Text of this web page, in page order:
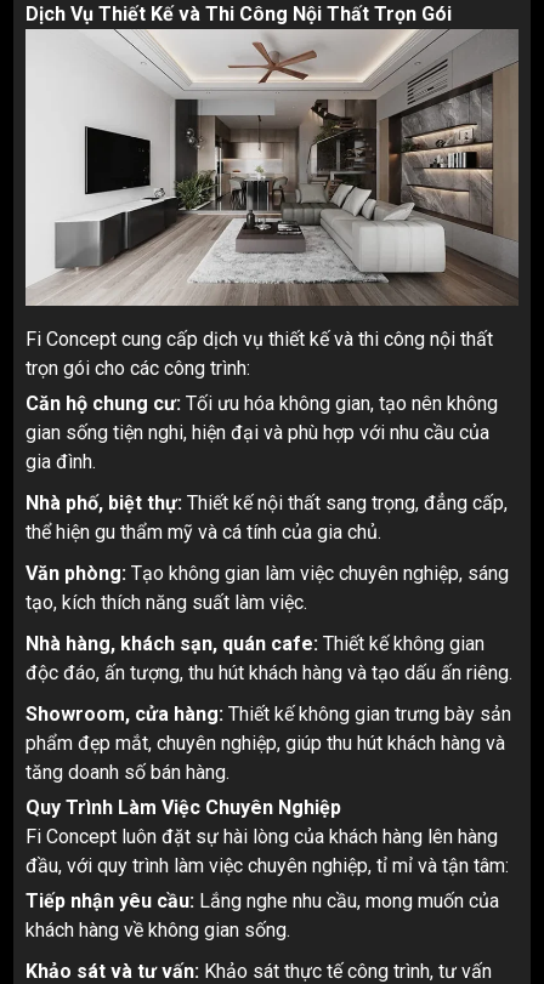
Dịch Vụ Thiết Kế và Thi Công Nội Thất Trọn Gói
Fi Concept cung cấp dịch vụ thiết kế và thi công nội thất
trọn gói cho các công trình:
Căn hộ chung cư: Tối ưu hóa không gian, tạo nên không
gian sống tiện nghi, hiện đại và phù hợp với nhu cầu của
gia đình.
Nhà phố, biệt thự: Thiết kế nội thất sang trọng, đẳng cấp,
thể hiện gu thẩm mỹ và cá tính của gia chủ.
Văn phòng: Tạo không gian làm việc chuyên nghiệp, sáng
tạo, kích thích năng suất làm việc.
Nhà hàng, khách sạn, quán cafe: Thiết kế không gian
độc đáo, ấn tượng, thu hút khách hàng và tạo dấu ấn riêng.
Showroom, cửa hàng: Thiết kế không gian trưng bày sản
phẩm đẹp mắt, chuyên nghiệp, giúp thu hút khách hàng và
tăng doanh số bán hàng.
Quy Trình Làm Việc Chuyên Nghiệp
Fi Concept luôn đặt sự hài lòng của khách hàng lên hàng
đầu, với quy trình làm việc chuyên nghiệp, tỉ mỉ và tận tâm:
Tiếp nhận yêu cầu: Lắng nghe nhu cầu, mong muốn của
khách hàng về không gian sống.
Khảo sát và tư vấn: Khảo sát thực tế công trình, tư vấn